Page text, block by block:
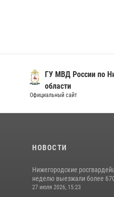
ГУ МВД России по
области
Официальный сайт
НОВОСТИ
Нижегородские
неделю выезжали более
27 июля 2026, 15:23